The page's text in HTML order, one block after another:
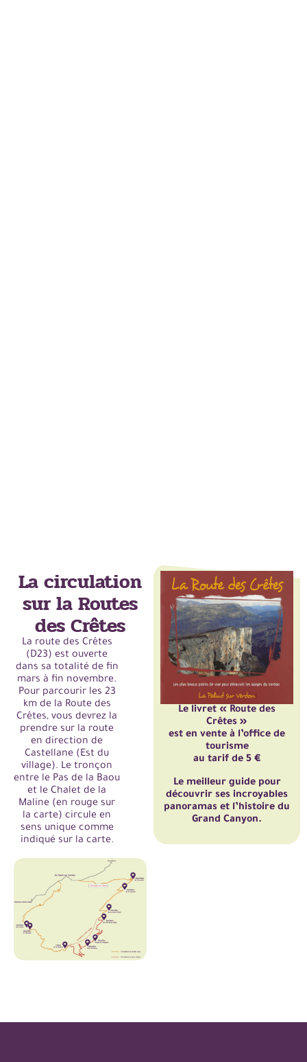
La circulation
sur la Routes
des Crêtes
La route des Crêtes
(D23) est ouverte
dans sa totalité de fin
mars à fin novembre.
Pour parcourir les 23
km de la Route des
Crêtes, vous devrez la
prendre sur la route
en direction de
Castellane (Est du
village). Le tronçon
entre le Pas de la Baou
et le Chalet de la
Maline (en rouge sur
la carte) circule en
sens unique comme
indiqué sur la carte.
Le livret « Route des
Crêtes »
est en vente à l’office de
tourisme
au tarif de 5 €
Le meilleur guide pour
découvrir ses incroyables
panoramas et l’histoire du
Grand Canyon.